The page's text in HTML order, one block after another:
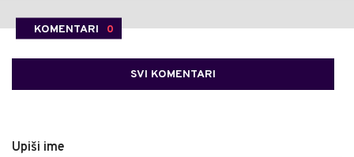
KOMENTARI 0
SVI KOMENTARI
Upiši ime